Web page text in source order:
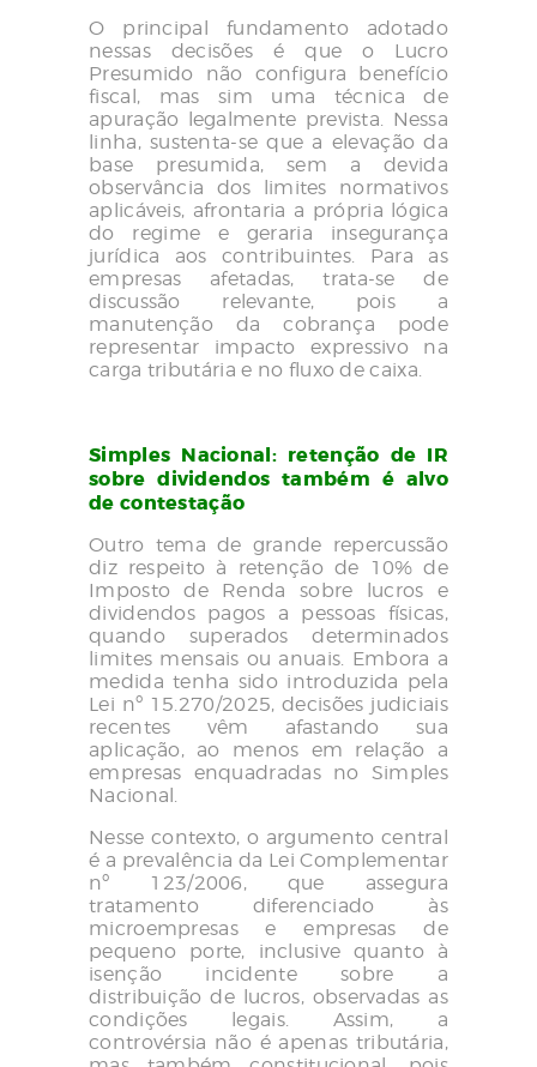
O principal fundamento adotado
nessas decisões é que o Lucro
Presumido não configura benefício
fiscal, mas sim uma técnica de
apuração legalmente prevista. Nessa
linha, sustenta-se que a elevação da
base presumida, sem a devida
observância dos limites normativos
aplicáveis, afrontaria a própria lógica
do regime e geraria insegurança
jurídica aos contribuintes. Para as
empresas afetadas, trata-se de
discussão relevante, pois a
manutenção da cobrança pode
representar impacto expressivo na
carga tributária e no fluxo de caixa.
Simples Nacional: retenção de IR
sobre dividendos também é alvo
de contestação
Outro tema de grande repercussão
diz respeito à retenção de 10% de
Imposto de Renda sobre lucros e
dividendos pagos a pessoas físicas,
quando superados determinados
limites mensais ou anuais. Embora a
medida tenha sido introduzida pela
Lei nº 15.270/2025, decisões judiciais
recentes vêm afastando sua
aplicação, ao menos em relação a
empresas enquadradas no Simples
Nacional.
Nesse contexto, o argumento central
é a prevalência da Lei Complementar
nº 123/2006, que assegura
tratamento diferenciado às
microempresas e empresas de
pequeno porte, inclusive quanto à
isenção incidente sobre a
distribuição de lucros, observadas as
condições legais. Assim, a
controvérsia não é apenas tributária,